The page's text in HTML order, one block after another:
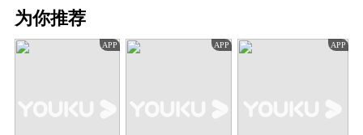
为你推荐
APP APP APP